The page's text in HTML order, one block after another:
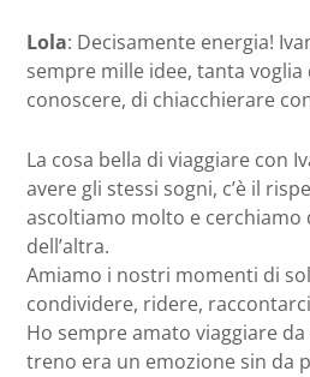
Lola: Decisamente energia!
sempre mille idee, tanta voglia
conoscere, di chiacchierare
La cosa bella di viaggiare con
avere gli stessi sogni, c’è il
ascoltiamo molto e cerchiamo
dell’altra.
Amiamo i nostri momenti di
condividere, ridere,
Ho sempre amato viaggiare
treno era un emozione sin da